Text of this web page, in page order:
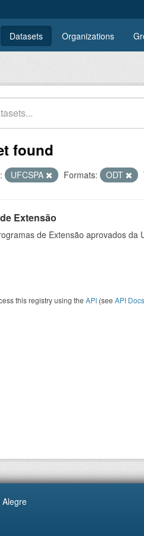
Datasets Organizations
found
UFCSPA Formats: ODT
Extensão
de Extensão aprovados da
this registry using the API (see API Docs